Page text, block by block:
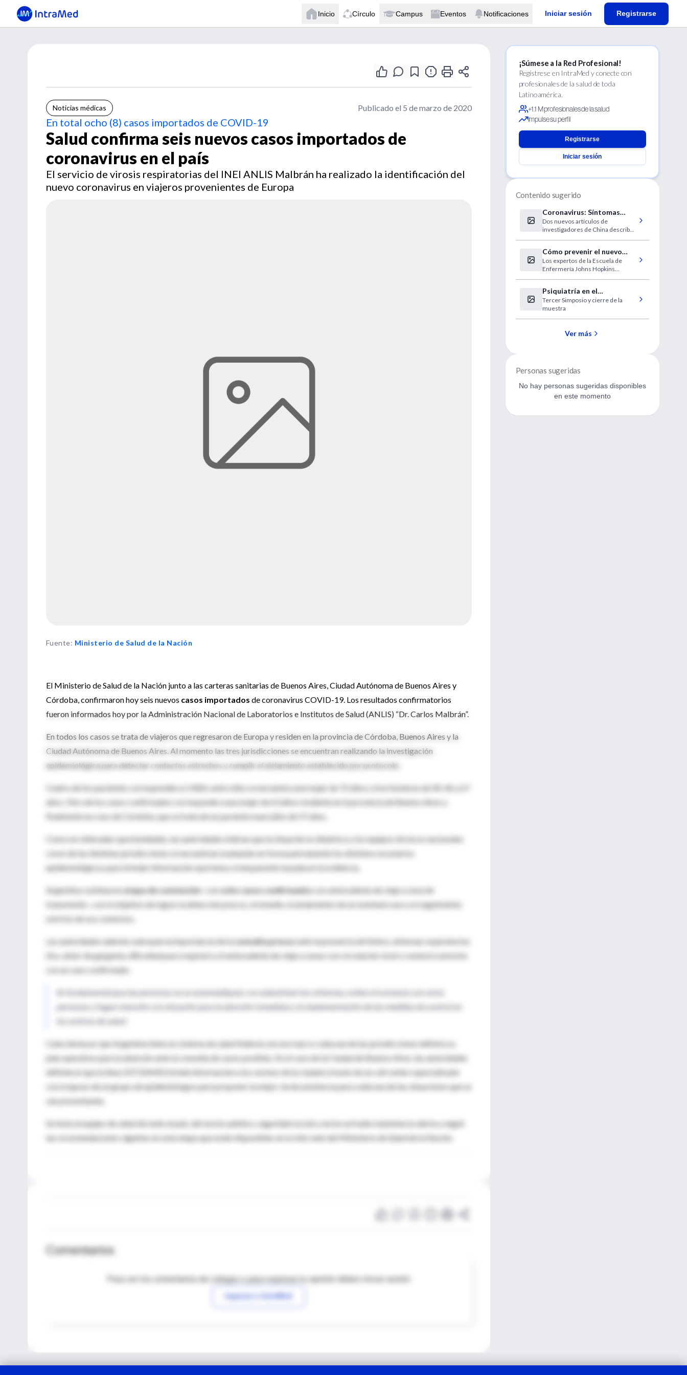
Inicio Círculo Campus Eventos Notificaciones Iniciar sesión Registrarse
Noticias médicas Publicado el 5 de marzo de 2020
En total ocho (8) casos importados de COVID-19
Salud confirma seis nuevos casos importados de
coronavirus en el país
El servicio de virosis respiratorias del INEI ANLIS Malbrán ha realizado la identificación del
nuevo coronavirus en viajeros provenientes de Europa
Fuente: Ministerio de Salud de la Nación
El Ministerio de Salud de la Nación junto a las carteras sanitarias de Buenos Aires, Ciudad Autónoma de Buenos Aires y
Córdoba, confirmaron hoy seis nuevos casos importados de coronavirus COVID-19. Los resultados confirmatorios
fueron informados hoy por la Administración Nacional de Laboratorios e Institutos de Salud (ANLIS) “Dr. Carlos Malbrán”.
En todos los casos se trata de viajeros que regresaron de Europa y residen en la provincia de Córdoba, Buenos Aires y la
Ciudad Autónoma de Buenos Aires. Al momento las tres jurisdicciones se encuentran realizando la investigación
epidemiológica para detectar contactos estrechos y cumplir el aislamiento establecido por protocolo.
Cuatro de los pacientes corresponden a CABA, entre ellos se encuentra una mujer de 72 años y tres hombres de 44, 46 y 67
años. Otro de los casos confirmados corresponde a una mujer de 63 años residente en la provincia de Buenos Aires y
finalmente un caso de Córdoba, que se trata de un paciente masculino de 57 años.
Como en reiteradas oportunidades, las autoridades indican que la situación es dinámica y los equipos técnicos nacionales
como de las distintas jurisdicciones se encuentran evaluando en forma permanente los distintos escenarios
epidemiológicos para brindar información oportuna y transparente basada en la evidencia.
Argentina continúa enetapa de contención -conocho casos confirmadoscon antecedente de viaje a zona de
transmisión-, con el objetivo de lograr la detección precoz, el estudio, el aislamiento de un eventual caso y el seguimiento
estricto de sus contactos.
Las autoridades además subrayan la importancia de laconsulta precozante la presencia de fiebre, síntomas respiratorios
(tos, dolor de garganta, dificultad para respirar) y el antecedente de viaje a zonas con circulación viral o contacto estrecho
con un caso confirmado.
Es fundamental que las personas no se automediquen, no subestimen los síntomas, eviten el contacto con otras
personas y hagan mención a la situación para la atención inmediata y la implementación de las medidas de control en
los centros de salud.
Cabe destacar que Argentina tiene un sistema de salud federal y en ese marco cada una de las jurisdicciones definirá su
plan operativo para la atención ante la consulta de casos posibles. En el caso de la Ciudad de Buenos Aires, las autoridades
definieron que la línea 107 (SAME) brinde información a los vecinos de la ciudad a través de un call center especializado
con el apoyo de un grupo de epidemiólogos para proponer la mejor vía de asistencia para cada una de las situaciones que se
van presentando.
Se insta al equipo de salud de todo el país, del sector público, seguridad social y sector privado mantenerse alerta y seguir
las recomendaciones vigentes en esta etapa que están disponibles en el sitio web del Ministerio de Salud de la Nación.
Comentarios
Para ver los comentarios de colegas o para expresar tu opinión debes iniciar sesión
Ingresar a IntraMed
¡Súmese a la Red Profesional!
Regístrese en IntraMed y conecte con
profesionales de la salud de toda
Latinoamérica.
+1.1 M profesionales de la salud
Impulse su perfil
Registrarse
Iniciar sesión
Contenido sugerido
Coronavirus: Síntomas
gastrointestinales y
posible transmisión fecal
Dos nuevos artículos de
investigadores de China describen
Cómo prevenir el nuevo
coronavirus
Los expertos de la Escuela de
Enfermería Johns Hopkins
ciudadanos
Psiquiatría en el
nacionalsocialismo:
registrados, perseguidos y
aniquilados
Tercer Simposio y cierre de la
muestra
Ver más
Personas sugeridas
No hay personas sugeridas disponibles
en este momento